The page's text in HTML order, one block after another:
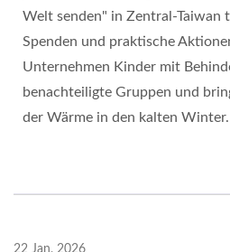
Welt senden" in Zentral-Taiwan
Spenden und praktische
Unternehmen Kinder mit
benachteiligte Gruppen und
der Wärme in den kalten Winter.